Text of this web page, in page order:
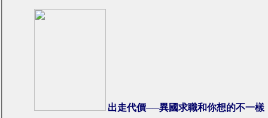
出走代價──異國求職和你想的不一樣